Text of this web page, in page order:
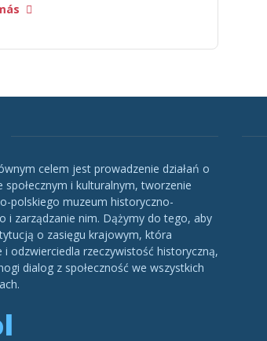
celem jest prowadzenie działań o
społecznym i kulturalnym, tworzenie
polskiego muzeum historyczno-
i zarządzanie nim. Dążymy do tego, aby
o zasięgu krajowym, która
i odzwierciedla rzeczywistość historyczną,
dialog z społeczność we wszystkich